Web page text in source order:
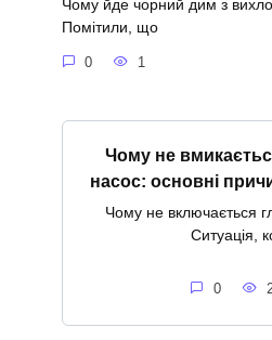
Чому йде чорний дим з
Помітили, що
0 1
Чому не
насос: основні
Чому не включається
Ситуація,
0